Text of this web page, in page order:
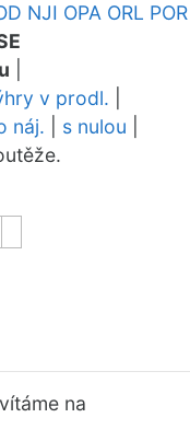
NJI OPA ORL POR
v prodl.
náj. s nulou
na